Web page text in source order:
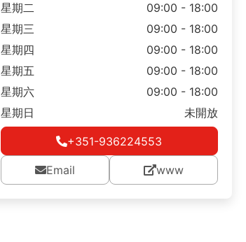
星期二
09:00 - 18:00
星期三
09:00 - 18:00
星期四
09:00 - 18:00
星期五
09:00 - 18:00
星期六
09:00 - 18:00
星期日
未開放
+351-936224553
Email www